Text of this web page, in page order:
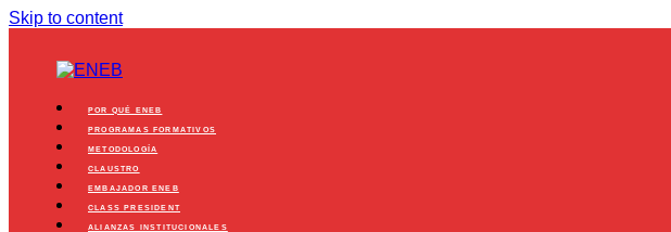
Skip to content
POR QUÉ ENEB
PROGRAMAS FORMATIVOS
METODOLOGÍA
CLAUSTRO
EMBAJADOR ENEB
CLASS PRESIDENT
ALIANZAS INSTITUCIONALES